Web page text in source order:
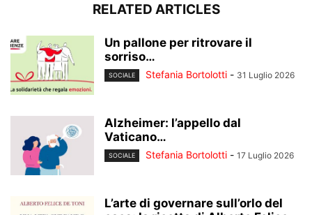
RELATED ARTICLES
Un pallone per ritrovare il
sorriso…
SOCIALE Stefania Bortolotti - 31 Luglio 2026
Alzheimer: l’appello dal
Vaticano…
SOCIALE Stefania Bortolotti - 17 Luglio 2026
L’arte di governare sull’orlo del